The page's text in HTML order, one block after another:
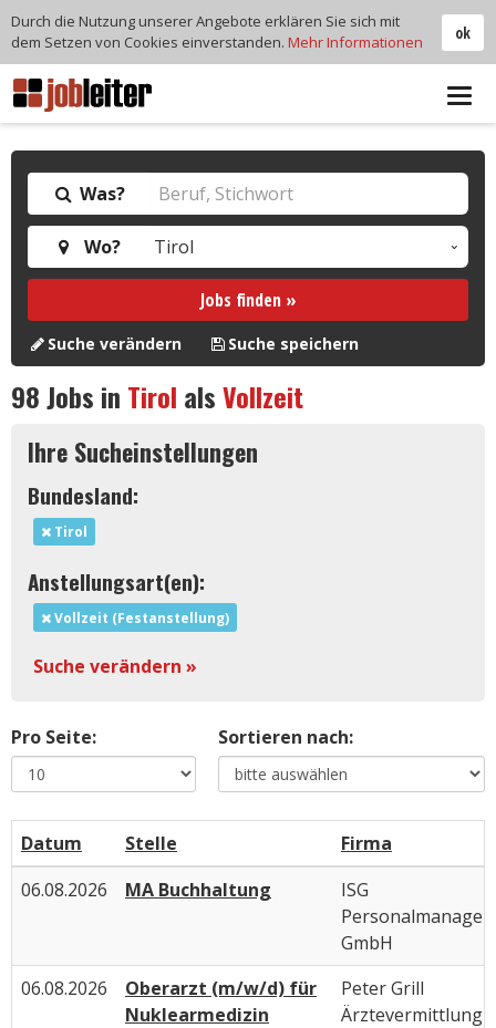
Was?
Wo?
Jobs finden »
Suche verändern Suche speichern
98Jobs in Tirol alsVollzeit
Ihre Sucheinstellungen
Bundesland:
Tirol
Anstellungsart(en):
Vollzeit (Festanstellung)
Suche verändern »
Pro Seite: Sortieren nach:
Datum Stelle
Firma
06.08.2026
MA Buchhaltung
ISG
GmbH
06.08.2026
Oberarzt (m/w/d) für
Nuklearmedizin
Peter Grill
Ärztevermittlung
ok
Durch die Nutzung unserer Angebote erklären Sie sich mit
dem Setzen von Cookies einverstanden. Mehr Informationen